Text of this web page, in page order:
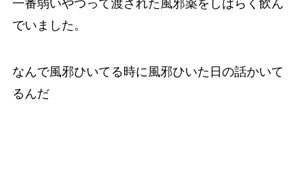
一番弱いやつって渡された風邪薬をしばらく飲ん
でいました。
なんで風邪ひいてる時に風邪ひいた日の話かいて
るんだ